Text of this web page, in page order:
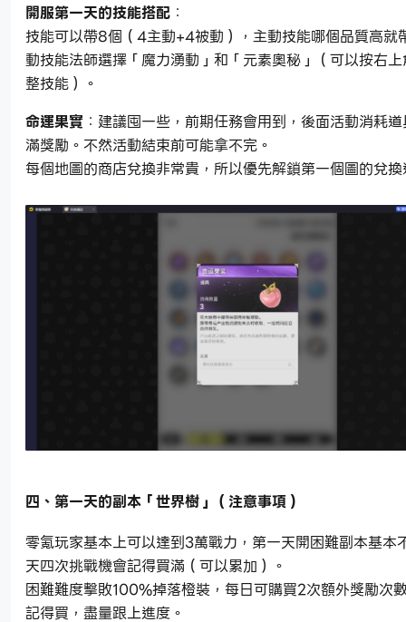
開服第一天的技能搭配 ：
技能可以帶8個（4主動+4被動），主動技能哪個品質高就
動技能法師選擇「魔力湧動」和「元素奧秘」（可以按右
整技能）。
命運果實 ：建議囤一些，前期任務會用到，後面活動消耗
滿獎勵。不然活動結束前可能拿不完。
每個地圖的商店兌換非常貴，所以優先解鎖第一個圖的兌
四、第一天的副本「世界樹」（注意事項）
零氪玩家基本上可以達到3萬戰力，第一天開困難副本基本
天四次挑戰機會記得買滿（可以累加）。
困難難度擊敗100%掉落橙裝，每日可購買2次額外獎勵次
記得買，盡量跟上進度。